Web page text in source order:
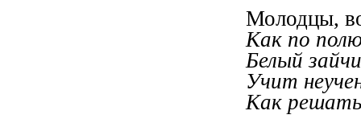
Молодцы,
Как по
Белый
Учит
Как решать